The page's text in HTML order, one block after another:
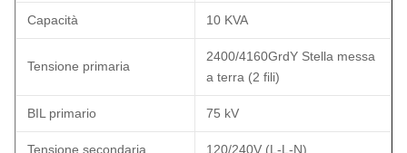
Capacità 10 KVA
Tensione primaria
2400/4160GrdY Stella messa
a terra (2 fili)
BIL primario 75 kV
Tensione secondaria 120/240V (L-L-N)